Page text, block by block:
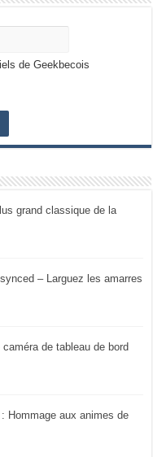
de Geekbecois
grand classique de la
– Larguez les amarres
de tableau de bord
Hommage aux animes de